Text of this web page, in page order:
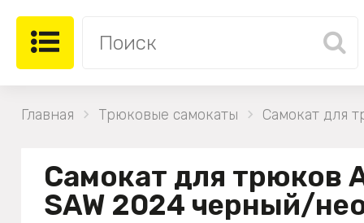
Главная Трюковые самокаты Самокат для
Самокат для трюков
SAW 2024 черный/